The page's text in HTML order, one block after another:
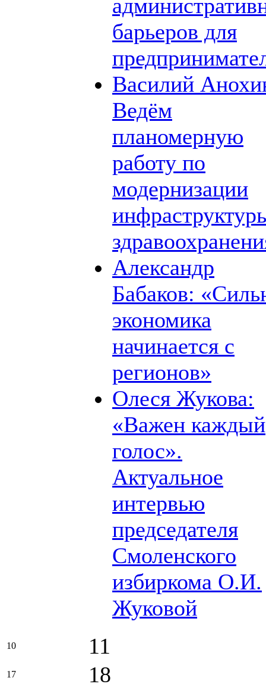
барьеров для
Василий
Ведём
планомерную
работу по
модернизации
Александр
Бабаков:
экономика
начинается с
регионов»
Олеся Жукова:
«Важен каждый
голос».
Актуальное
интервью
председателя
Смоленского
избиркома О.И.
Жуковой
10 11
17 18